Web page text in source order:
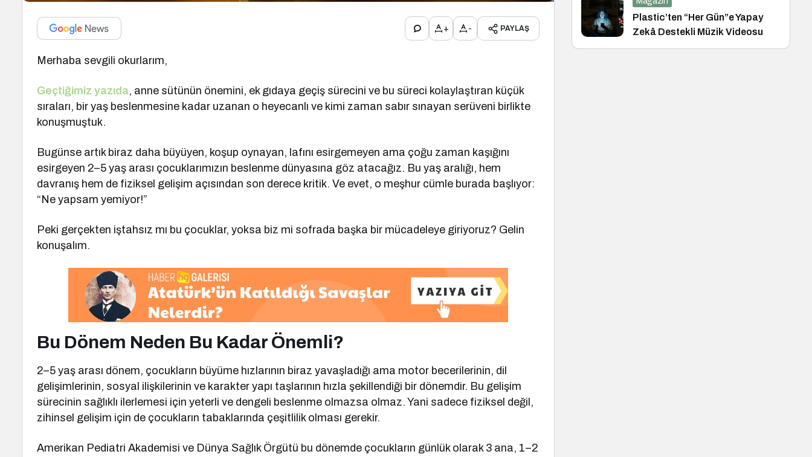
+ - PAYLAŞ
Merhaba sevgili okurlarım,
Geçtiğimiz yazıda, anne sütünün önemini, ek gıdaya geçiş sürecini ve bu süreci kolaylaştıran küçük
sıraları, bir yaş beslenmesine kadar uzanan o heyecanlı ve kimi zaman sabır sınayan serüveni birlikte
konuşmuştuk.
Bugünse artık biraz daha büyüyen, koşup oynayan, lafını esirgemeyen ama çoğu zaman kaşığını
esirgeyen 2–5 yaş arası çocuklarımızın beslenme dünyasına göz atacağız. Bu yaş aralığı, hem
davranış hem de fiziksel gelişim açısından son derece kritik. Ve evet, o meşhur cümle burada başlıyor:
“Ne yapsam yemiyor!”
Peki gerçekten iştahsız mı bu çocuklar, yoksa biz mi sofrada başka bir mücadeleye giriyoruz? Gelin
konuşalım.
Bu Dönem Neden Bu Kadar Önemli?
2–5 yaş arası dönem, çocukların büyüme hızlarının biraz yavaşladığı ama motor becerilerinin, dil
gelişimlerinin, sosyal ilişkilerinin ve karakter yapı taşlarının hızla şekillendiği bir dönemdir. Bu gelişim
sürecinin sağlıklı ilerlemesi için yeterli ve dengeli beslenme olmazsa olmaz. Yani sadece fiziksel değil,
zihinsel gelişim için de çocukların tabaklarında çeşitlilik olması gerekir.
Amerikan Pediatri Akademisi ve Dünya Sağlık Örgütü bu dönemde çocukların günlük olarak 3 ana, 1–2
Plastic’ten “Her Gün”e Yapay
Zekâ Destekli Müzik Videosu